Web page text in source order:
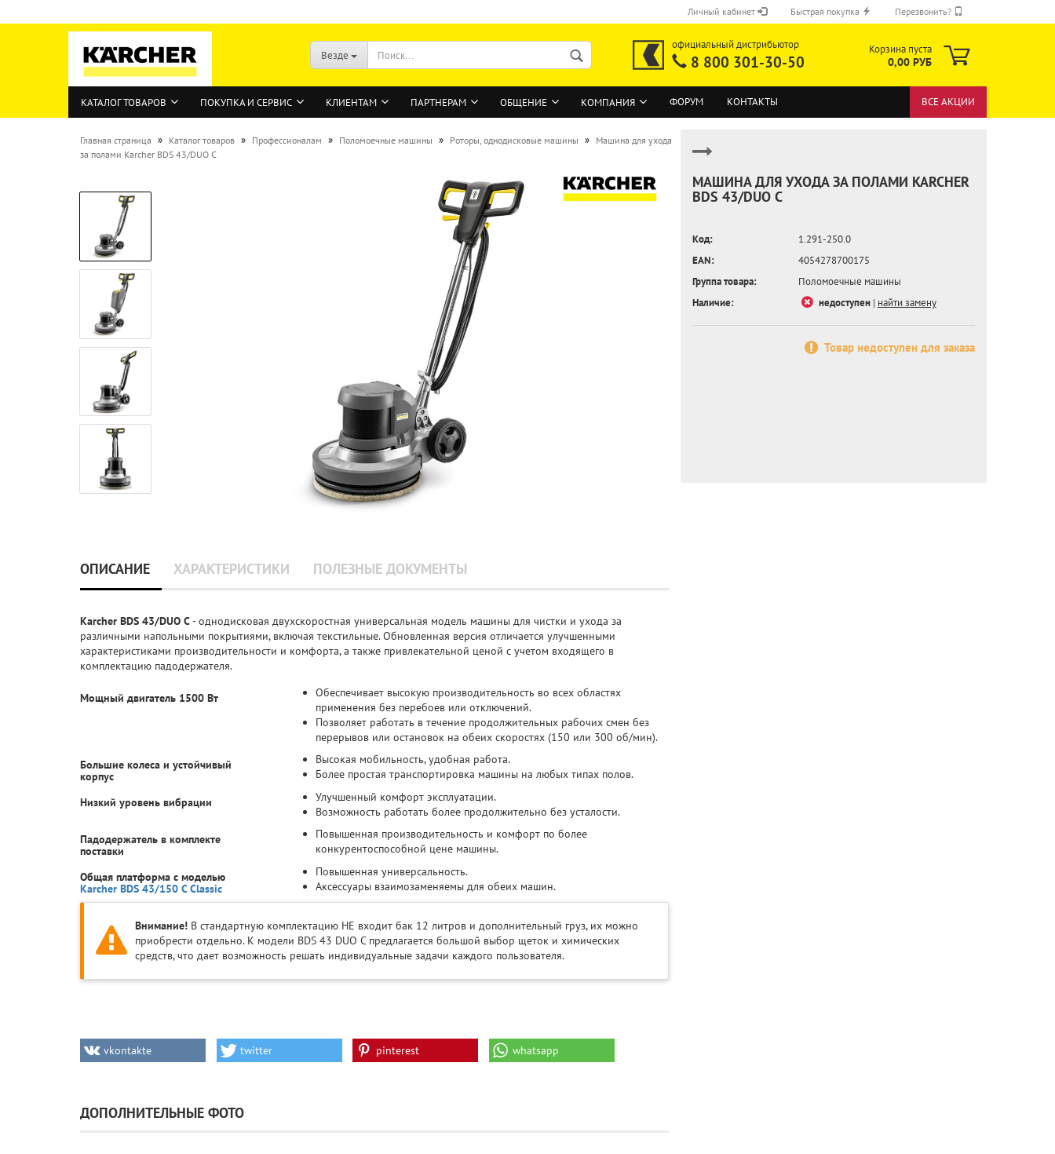
Личный кабинет
ВОЙТИ
Регистрация на сайте
Быстрая покупка Перезвонить?
ОТПРАВИТЬ
Везде
официальный дистрибьютор
8 800 301-30-50
Корзина пуста
0,00 РУБ
КАТАЛОГ ТОВАРОВ ПОКУПКА И СЕРВИС КЛИЕНТАМ ПАРТНЕРАМ ОБЩЕНИЕ КОМПАНИЯ ФОРУМ КОНТАКТЫ ВСЕ АКЦИИ
Главная страница » Каталог товаров » Профессионалам » Поломоечные машины » Роторы, однодисковые машины » Машина для ухода
за полами Karcher BDS 43/DUO C
МАШИНА ДЛЯ УХОДА ЗА ПОЛАМИ KARCHER
BDS 43/DUO C
Код:
1.291-250.0
EAN:
4054278700175
Группа товара:
Поломоечные машины
Наличие:
недоступен| найти замену
Товар недоступен для заказа
ОПИСАНИЕ ХАРАКТЕРИСТИКИ ПОЛЕЗНЫЕ ДОКУМЕНТЫ
Karcher BDS 43/DUO C- однодисковая двухскоростная универсальная модель машины для чистки и ухода за
различными напольными покрытиями, включая текстильные. Обновленная версия отличается улучшенными
характеристиками производительности и комфорта, а также привлекательной ценой с учетом входящего в
комплектацию падодержателя.
Мощный двигатель 1500 Вт
Обеспечивает высокую производительность во всех областях
применения без перебоев или отключений.
Позволяет работать в течение продолжительных рабочих смен без
перерывов или остановок на обеих скоростях (150 или 300 об/мин).
Большие колеса и устойчивый
корпус
Высокая мобильность, удобная работа.
Более простая транспортировка машины на любых типах полов.
Низкий уровень вибрации
Улучшенный комфорт эксплуатации.
Возможность работать более продолжительно без усталости.
Падодержатель в комплекте
поставки
Повышенная производительность и комфорт по более
конкурентоспособной цене машины.
Общая платформа с моделью
Karcher BDS 43/150 C Classic
Повышенная универсальность.
Аксессуары взаимозаменяемы для обеих машин.
Внимание! В стандартную комплектацию НЕ входит бак 12 литров и дополнительный груз, их можно
приобрести отдельно. К модели BDS 43 DUO C предлагается большой выбор щеток и химических
средств, что дает возможность решать индивидуальные задачи каждого пользователя.
vkontakte twitter pinterest whatsapp
ДОПОЛНИТЕЛЬНЫЕ ФОТО